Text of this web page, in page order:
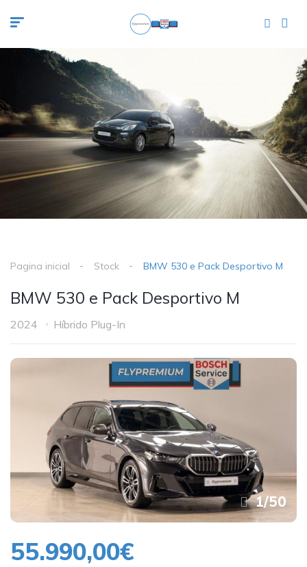
Pagina inicial Stock BMW 530 e Pack Desportivo M
BMW 530 e Pack Desportivo M
2024 Híbrido Plug-In
1/50
55.990,00€